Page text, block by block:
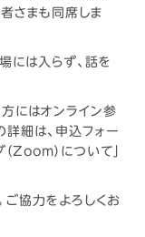
さまも同席しま
には入らず、話を
にはオンライン参
詳細は、申込フォー
Zoom）について」
協力をよろしくお